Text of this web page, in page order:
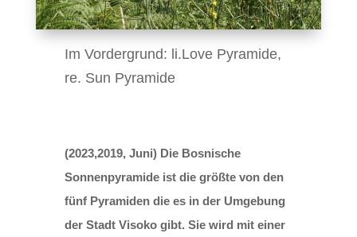
Im Vordergrund: li.Love Pyramide,
re. Sun Pyramide
(2023,2019, Juni) Die Bosnische
Sonnenpyramide ist die größte von den
fünf Pyramiden die es in der Umgebung
der Stadt Visoko gibt. Sie wird mit einer